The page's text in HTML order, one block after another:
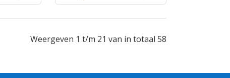
Weergeven 1 t/m 21 van in totaal 58